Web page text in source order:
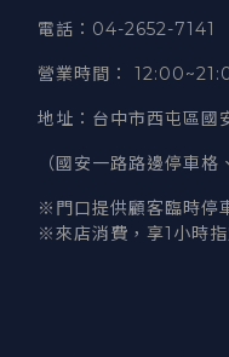
電話 ：04-2652-7141
營業時間 ：
地址 ：台中市西屯區國
（國安一路路邊停車格
※門口提供顧客臨時停
※來店消費，享1小時